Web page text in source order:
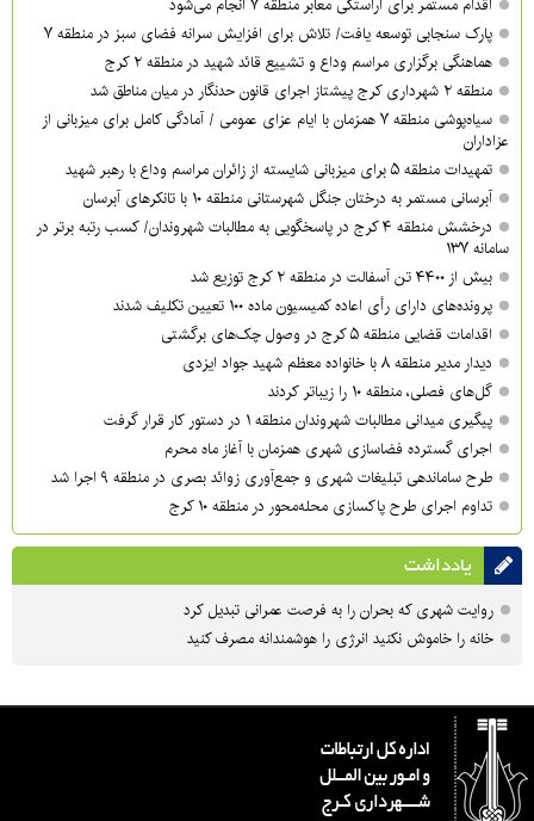
اقدام مستمر برای آراستگی معابر منطقه ۷ انجام می‌شود
پارک سنجابی توسعه یافت/ تلاش برای افزایش سرانه فضای سبز در منطقه ۷
هماهنگی برگزاری مراسم وداع و تشییع قائد شهید در منطقه ۲ کرج
منطقه ۲ شهرداری کرج پیشتاز اجرای قانون حدنگار در میان مناطق شد
سیاه‌پوشی منطقه ۷ همزمان با ایام عزای عمومی / آمادگی کامل برای میزبانی از
عزاداران
تمهیدات منطقه ۵ برای میزبانی شایسته از زائران مراسم وداع با رهبر شهید
آبرسانی مستمر به درختان جنگل شهرستانی منطقه ۱۰ با تانکرهای آبرسان
درخشش منطقه ۴ کرج در پاسخگویی به مطالبات شهروندان/ کسب رتبه برتر در
سامانه ۱۳۷
بیش از ۴۴۰۰ تن آسفالت در منطقه ۲ کرج توزیع شد
پرونده‌های دارای رأی اعاده کمیسیون ماده ۱۰۰ تعیین تکلیف شدند
اقدامات قضایی منطقه ۵ کرج در وصول چک‌های برگشتی
دیدار مدیر منطقه ۸ با خانواده معظم شهید جواد ایزدی
گل‌های فصلی، منطقه ۱۰ را زیباتر کردند
پیگیری میدانی مطالبات شهروندان منطقه ۱ در دستور کار قرار گرفت
اجرای گسترده فضاسازی شهری همزمان با آغاز ماه محرم
طرح ساماندهی تبلیغات شهری و جمع‌آوری زوائد بصری در منطقه ۹ اجرا شد
تداوم اجرای طرح پاکسازی محله‌محور در منطقه ۱۰ کرج
یادداشت
روایت شهری که بحران را به فرصت عمرانی تبدیل کرد
خانه را خاموش نکنید انرژی را هوشمندانه مصرف کنید